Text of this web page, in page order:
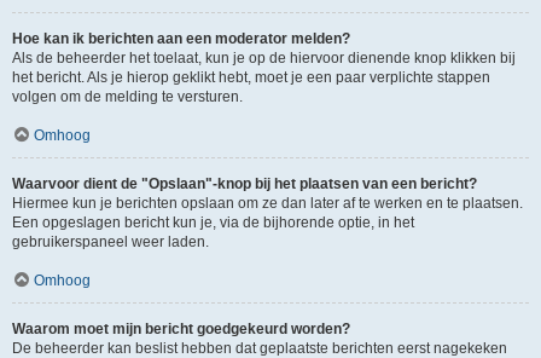
Hoe kan ik berichten aan een moderator melden?
Als de beheerder het toelaat, kun je op de hiervoor dienende knop klikken bij
het bericht. Als je hierop geklikt hebt, moet je een paar verplichte stappen
volgen om de melding te versturen.
Omhoog
Waarvoor dient de "Opslaan"-knop bij het plaatsen van een bericht?
Hiermee kun je berichten opslaan om ze dan later af te werken en te plaatsen.
Een opgeslagen bericht kun je, via de bijhorende optie, in het
gebruikerspaneel weer laden.
Omhoog
Waarom moet mijn bericht goedgekeurd worden?
De beheerder kan beslist hebben dat geplaatste berichten eerst nagekeken